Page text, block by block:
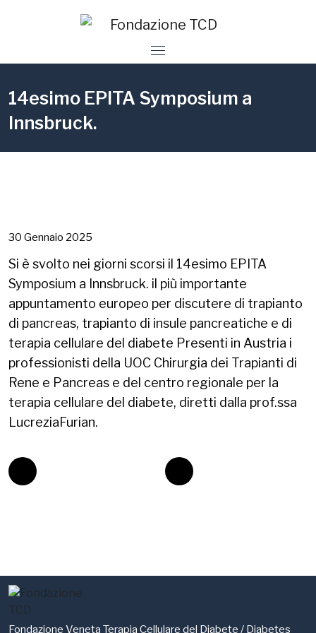
14esimo EPITA Symposium a
Innsbruck.
30 Gennaio 2025
Si è svolto nei giorni scorsi il 14esimo EPITA
Symposium a Innsbruck. il più importante
appuntamento europeo per discutere di trapianto
di pancreas, trapianto di insule pancreatiche e di
terapia cellulare del diabete Presenti in Austria i
professionisti della UOC Chirurgia dei Trapianti di
Rene e Pancreas e del centro regionale per la
terapia cellulare del diabete, diretti dalla prof.ssa
LucreziaFurian.
Fondazione Veneta Terapia Cellulare del Diabete / Diabetes